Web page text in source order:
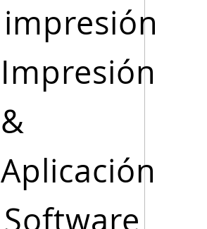
impresión
Impresión
&
Aplicación
Software